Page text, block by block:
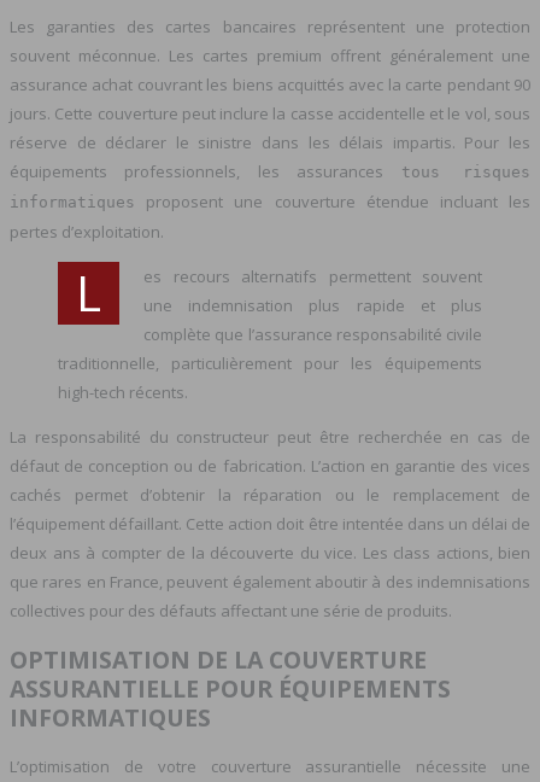
Les garanties des cartes bancaires représentent une protection
souvent méconnue. Les cartes premium offrent généralement une
assurance achat couvrant les biens acquittés avec la carte pendant 90
jours. Cette couverture peut inclure la casse accidentelle et le vol, sous
réserve de déclarer le sinistre dans les délais impartis. Pour les
équipements professionnels, les assurances
tous risques
informatiques
proposent une couverture étendue incluant les
pertes d’exploitation.
L
es recours alternatifs permettent souvent
une indemnisation plus rapide et plus
complète que l’assurance responsabilité civile
traditionnelle, particulièrement pour les équipements
high-tech récents.
La responsabilité du constructeur peut être recherchée en cas de
défaut de conception ou de fabrication. L’action en garantie des vices
cachés permet d’obtenir la réparation ou le remplacement de
l’équipement défaillant. Cette action doit être intentée dans un délai de
deux ans à compter de la découverte du vice. Les class actions, bien
que rares en France, peuvent également aboutir à des indemnisations
collectives pour des défauts affectant une série de produits.
OPTIMISATION DE LA COUVERTURE
ASSURANTIELLE POUR ÉQUIPEMENTS
INFORMATIQUES
L’optimisation de votre couverture assurantielle nécessite une